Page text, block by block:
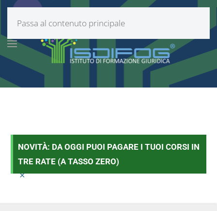
Passa al contenuto principale
NOVITÀ: DA OGGI PUOI PAGARE I TUOI CORSI IN
TRE RATE (A TASSO ZERO)
×